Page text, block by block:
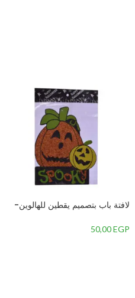
لافتة باب بتصميم يقطين للهالوين-
50,00EGP